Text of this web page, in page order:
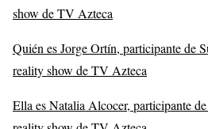
show de TV Azteca
Quién es Jorge Ortín, participante de
reality show de TV Azteca
Ella es Natalia Alcocer, participante